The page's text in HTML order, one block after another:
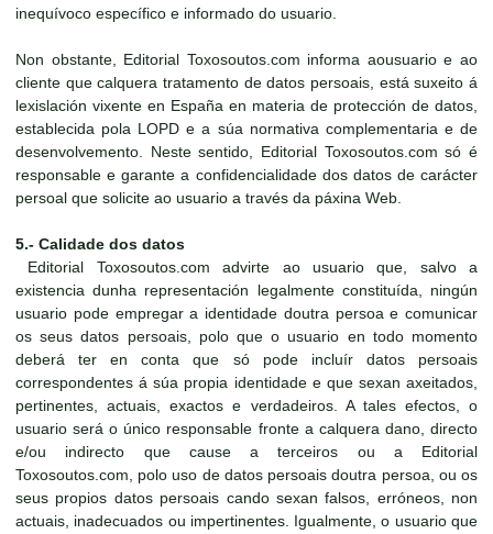
inequívoco específico e informado do usuario.
Non obstante, Editorial Toxosoutos.com informa aousuario e ao
cliente que calquera tratamento de datos persoais, está suxeito á
lexislación vixente en España en materia de protección de datos,
establecida pola LOPD e a súa normativa complementaria e de
desenvolvemento. Neste sentido, Editorial Toxosoutos.com só é
responsable e garante a confidencialidade dos datos de carácter
persoal que solicite ao usuario a través da páxina Web.
5.- Calidade dos datos
Editorial Toxosoutos.com advirte ao usuario que, salvo a
existencia dunha representación legalmente constituída, ningún
usuario pode empregar a identidade doutra persoa e comunicar
os seus datos persoais, polo que o usuario en todo momento
deberá ter en conta que só pode incluír datos persoais
correspondentes á súa propia identidade e que sexan axeitados,
pertinentes, actuais, exactos e verdadeiros. A tales efectos, o
usuario será o único responsable fronte a calquera dano, directo
e/ou indirecto que cause a terceiros ou a Editorial
Toxosoutos.com, polo uso de datos persoais doutra persoa, ou os
seus propios datos persoais cando sexan falsos, erróneos, non
actuais, inadecuados ou impertinentes. Igualmente, o usuario que